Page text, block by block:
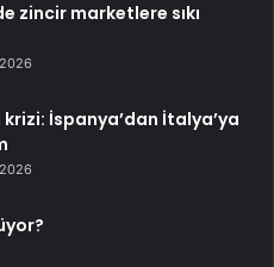
zincir marketlere sıkı
İspanya’dan İtalya’ya